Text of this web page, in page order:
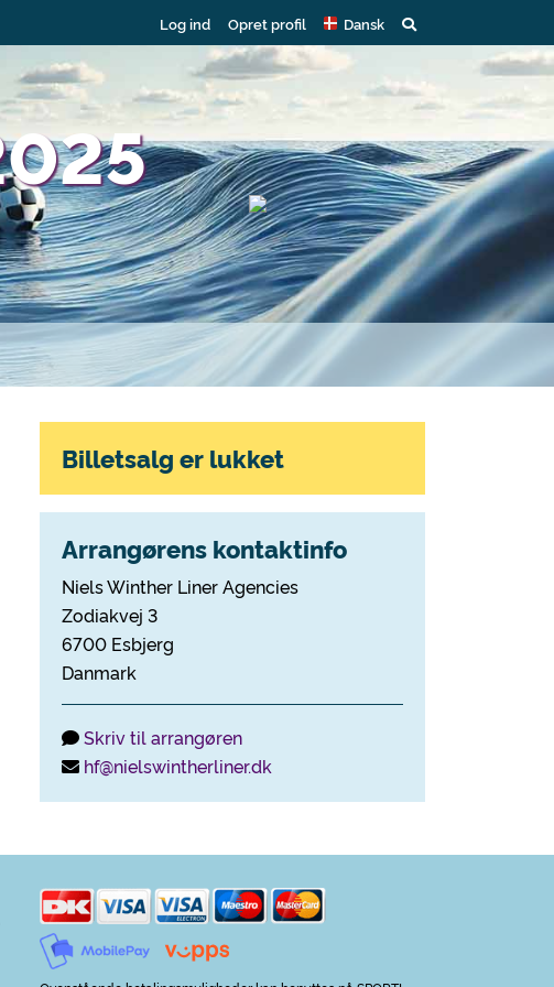
Log ind Opret profil Dansk
Billetsalg er lukket
Arrangørens kontaktinfo
Niels Winther Liner Agencies
Zodiakvej 3
6700 Esbjerg
Danmark
Skriv til arrangøren
hf@nielswintherliner.dk